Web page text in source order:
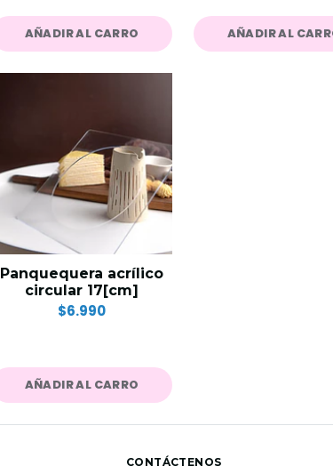
AÑADIR AL CARRO AÑADIR AL
Panquequera acrílico
circular 17[cm]
$6.990
AÑADIR AL CARRO
CONTÁCTENOS